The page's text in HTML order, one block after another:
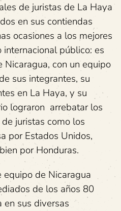
de juristas de La Haya
en sus contiendas
ocasiones a los mejores
público: es
Nicaragua, con un equipo
sus integrantes, su
en La Haya, y su
lograron arrebatar los
juristas como los
por Estados Unidos,
por Honduras.
equipo de Nicaragua
de los años 80
en sus diversas